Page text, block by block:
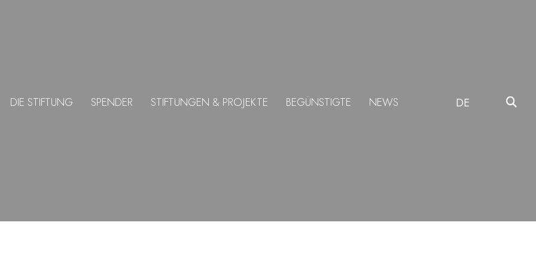
DIE STIFTUNG SPENDER STIFTUNGEN & PROJEKTE BEGÜNSTIGTE NEWS DE